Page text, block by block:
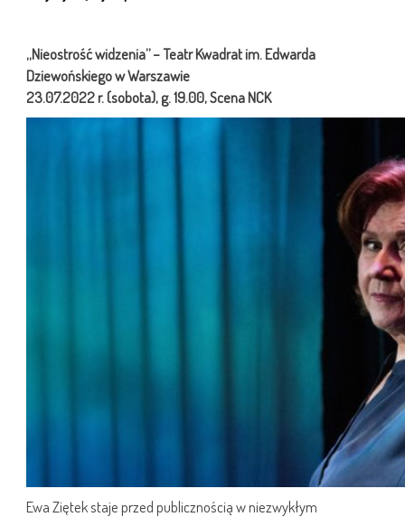
„Nieostrość widzenia” –Teatr Kwadrat im. Edwarda
Dziewońskiego w Warszawie
23.07.2022 r. (sobota), g. 19.00, Scena NCK
Ewa Ziętek staje przed publicznością w niezwykłym